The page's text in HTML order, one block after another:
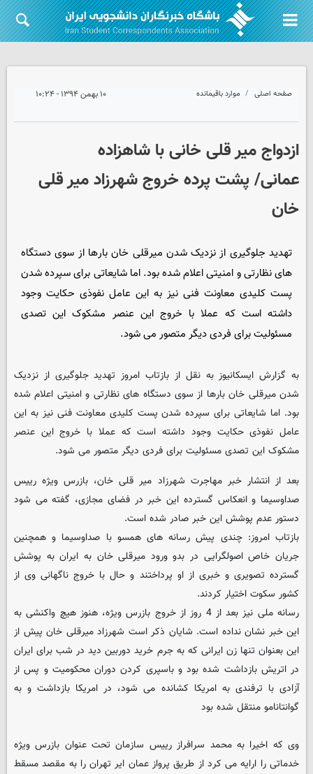
صفحه اصلی موارد باقیمانده ۱۰ بهمن ۱۳۹۴ - ۱۰:۲۴
ازدواج میر قلی خانی با شاهزاده
عمانی/ پشت پرده خروج شهرزاد میر قلی
خان
تهدید جلوگیری از نزدیک شدن میرقلی خان بارها از سوی دستگاه
های نظارتی و امنیتی اعلام شده بود. اما شایعاتی برای سپرده شدن
پست کلیدی معاونت فنی نیز به این عامل نفوذی حکایت وجود
داشته است که عملا با خروج این عنصر مشکوک این تصدی
مسئولیت برای فردی دیگر متصور می شود.
به گزارش ایسکانیوز به نقل از بازتاب امروز تهدید جلوگیری از نزدیک
شدن میرقلی خان بارها از سوی دستگاه های نظارتی و امنیتی اعلام شده
بود. اما شایعاتی برای سپرده شدن پست کلیدی معاونت فنی نیز به این
عامل نفوذی حکایت وجود داشته است که عملا با خروج این عنصر
مشکوک این تصدی مسئولیت برای فردی دیگر متصور می شود.
بعد از انتشار خبر مهاجرت شهرزاد میر قلی خان، بازرس ویژه رییس
صداوسیما و انعکاس گسترده این خبر در فضای مجازی، گفته می شود
دستور عدم پوشش این خبر صادر شده است.
بازتاب امروز: چندی پیش رسانه های همسو با صداوسیما و همچنین
جریان خاص اصولگرایی در بدو ورود میرقلی خان به ایران به پوشش
گسترده تصویری و خبری از او پرداختند و حال با خروج ناگهانی وی از
کشور سکوت اختیار کردند.
رسانه ملی نیز بعد از 4 روز از خروج بازرس ویژه، هنوز هیچ واکنشی به
این خبر نشان نداده است. شایان ذکر است شهرزاد میرقلی خان پیش از
این بعنوان تنها زن ایرانی که به جرم خرید دوربین دید در شب برای ایران
در اتریش بازداشت شده بود و باسپری کردن دوران محکومیت و پس از
آزادی با ترفندی به امریکا کشانده می شود، در امریکا بازداشت و به
گوانتانامو منتقل شده بود
وی که اخیرا به محمد سرافراز رییس سازمان تحت عنوان بازرس ویژه
خدماتی را ارایه می کرد از طریق پرواز عمان ایر تهران را به مقصد مسقط